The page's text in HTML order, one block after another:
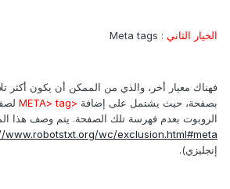
الخيار الثاني : Meta tags
فهناك معيار أخر، والذي من الممكن أن يكون أكثر
بصفحة، حيث يشتمل على إضافة <META> tag
الروبوت بعدم فهرسة تلك الصفحة. يتم وصف هذا
www.robotstxt.org/wc/exclusion.html#meta
إنجليزي).